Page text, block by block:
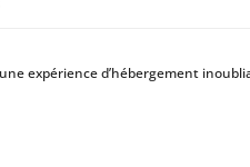
expérience d’hébergement